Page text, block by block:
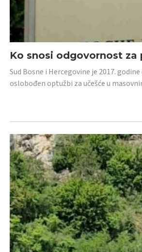
Ko snosi odgovornost
Sud Bosne i Hercegovine je 2017.
oslobođen optužbi za učešće u